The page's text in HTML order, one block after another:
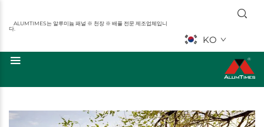
ALUMTIMES는 알루미늄 패널 ※ 천장 ※ 배플 전문 제조업체입니
다.
KO